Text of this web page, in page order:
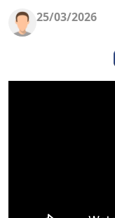
25/03/2026